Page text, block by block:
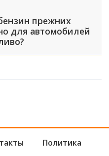
прежних
для автомобилей
Политика